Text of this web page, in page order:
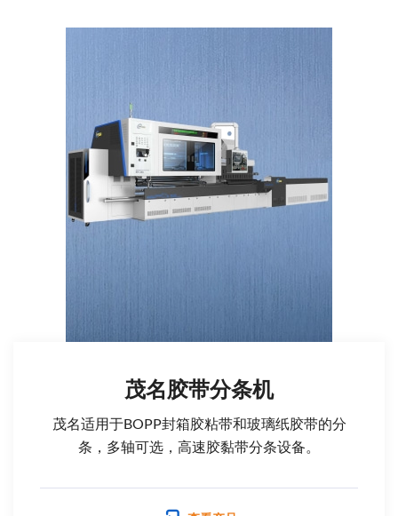
茂名胶带分条机
茂名适用于BOPP封箱胶粘带和玻璃纸胶带的分
条，多轴可选，高速胶黏带分条设备。